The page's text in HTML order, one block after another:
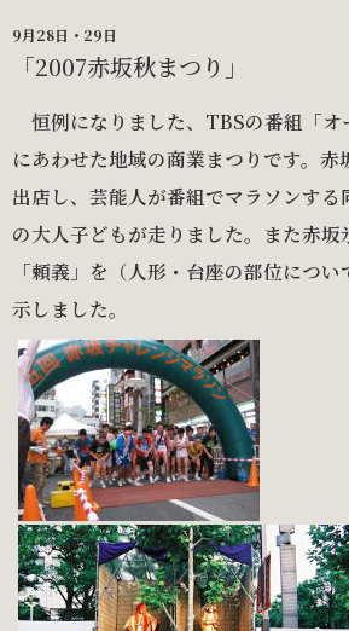
9月28日・29日
「2007赤坂秋まつり」
恒例になりました、TBSの番組「オ
にあわせた地域の商業まつりです。赤
出店し、芸能人が番組でマラソンする
の大人子どもが走りました。また赤坂
「頼義」を（人形・台座の部位につ
示しました。